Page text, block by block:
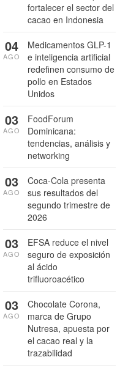
fortalecer el sector del
cacao en Indonesia
Medicamentos GLP-1
e inteligencia artificial
redefinen consumo de
pollo en Estados
Unidos
04
AGO
FoodForum
Dominicana:
tendencias, análisis y
networking
03
AGO
Coca-Cola presenta
sus resultados del
segundo trimestre de
2026
03
AGO
EFSA reduce el nivel
seguro de exposición
al ácido
trifluoroacético
03
AGO
Chocolate Corona,
marca de Grupo
Nutresa, apuesta por
el cacao real y la
trazabilidad
03
AGO